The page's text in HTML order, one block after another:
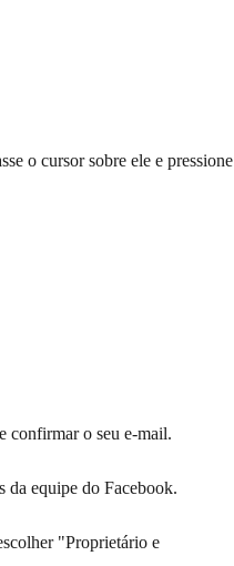
o cursor sobre ele e pressione
e confirmar o seu e-mail.
da equipe do Facebook.
"Proprietário e